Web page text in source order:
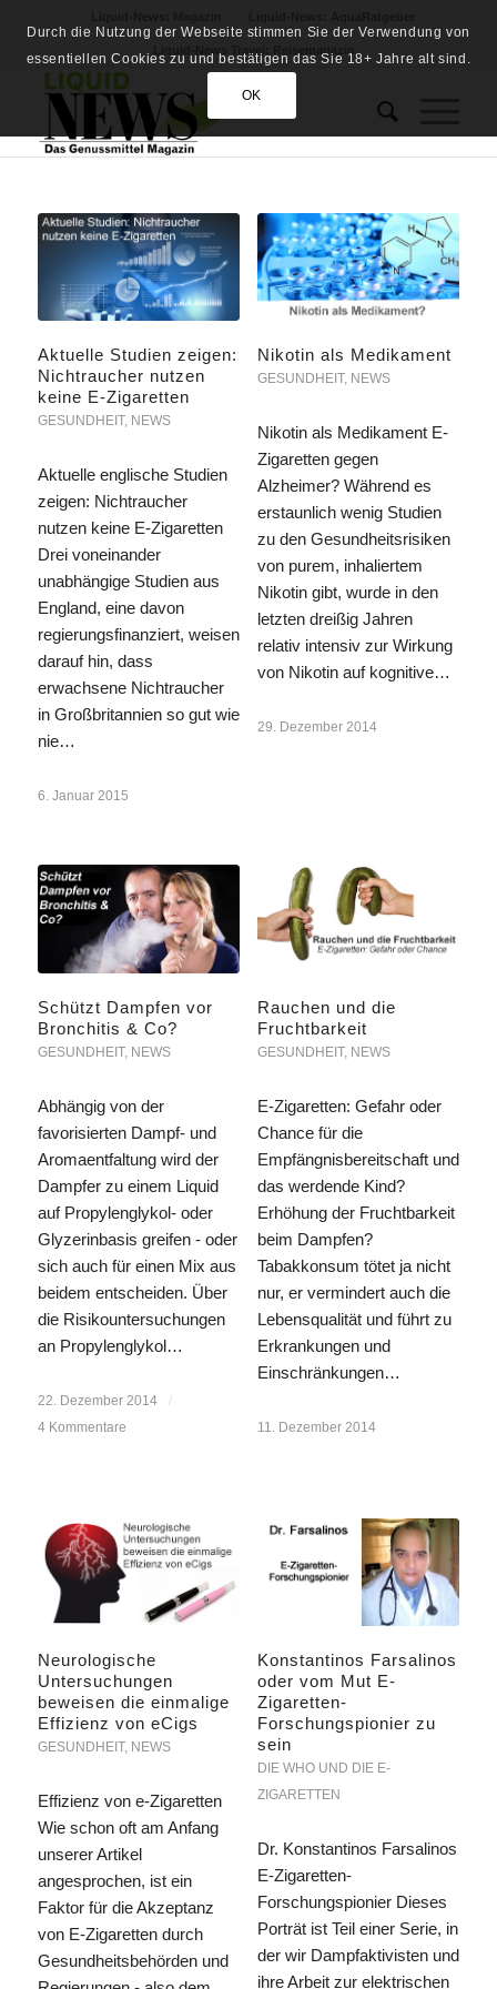
Aktuelle Studien zeigen:
Nichtraucher nutzen
keine E-Zigaretten
GESUNDHEIT, NEWS
Aktuelle englische Studien
zeigen: Nichtraucher
nutzen keine E-Zigaretten
Drei voneinander
unabhängige Studien aus
England, eine davon
regierungsfinanziert, weisen
darauf hin, dass
erwachsene Nichtraucher
in Großbritannien so gut wie
nie…
6. Januar 2015
Nikotin als Medikament
GESUNDHEIT, NEWS
Nikotin als Medikament E-
Zigaretten gegen
Alzheimer? Während es
erstaunlich wenig Studien
zu den Gesundheitsrisiken
von purem, inhaliertem
Nikotin gibt, wurde in den
letzten dreißig Jahren
relativ intensiv zur Wirkung
von Nikotin auf kognitive…
29. Dezember 2014
Schützt Dampfen vor
Bronchitis & Co?
GESUNDHEIT, NEWS
Abhängig von der
favorisierten Dampf- und
Aromaentfaltung wird der
Dampfer zu einem Liquid
auf Propylenglykol- oder
Glyzerinbasis greifen - oder
sich auch für einen Mix aus
beidem entscheiden. Über
die Risikountersuchungen
an Propylenglykol…
22. Dezember 2014
/
4 Kommentare
Rauchen und die
Fruchtbarkeit
GESUNDHEIT, NEWS
E-Zigaretten: Gefahr oder
Chance für die
Empfängnisbereitschaft und
das werdende Kind?
Erhöhung der Fruchtbarkeit
beim Dampfen?
Tabakkonsum tötet ja nicht
nur, er vermindert auch die
Lebensqualität und führt zu
Erkrankungen und
Einschränkungen…
11. Dezember 2014
Neurologische
Untersuchungen
beweisen die einmalige
Effizienz von eCigs
GESUNDHEIT, NEWS
Effizienz von e-Zigaretten
Wie schon oft am Anfang
unserer Artikel
angesprochen, ist ein
Faktor für die Akzeptanz
von E-Zigaretten durch
Gesundheitsbehörden und
Konstantinos Farsalinos
oder vom Mut E-
Zigaretten-
Forschungspionier zu
sein
DIE WHO UND DIE E-
ZIGARETTEN
Dr. Konstantinos Farsalinos
E-Zigaretten-
Forschungspionier Dieses
Porträt ist Teil einer Serie, in
der wir Dampfaktivisten und
ihre Arbeit zur elektrischen
Durch die Nutzung der Webseite stimmen Sie der Verwendung von
essentiellen Cookies zu und bestätigen das Sie 18+ Jahre alt sind.
OK